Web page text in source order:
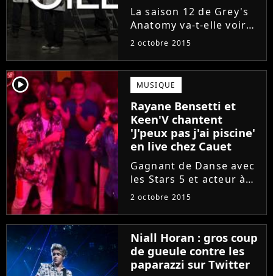
La saison 12 de Grey's
Anatomy va-t-elle voir
l'arrivée d'un nouveau
Sloan Memorial ? C'est
ce que laisse penser la
bande-annonce de
l'épisode 3 qui tease
qu'une...
2 octobre 2015
player2 MUSIQUE
Rayane Bensetti et
Keen'V chantent
'J'peux pas j'ai piscine'
en live chez Cauet
Gagnant de Danse avec
les Stars 5 et acteur à
plein temps dans les
Rayane Bensetti a aussi
tenté une percée... dans
la musique. Cet été, le
beau gosse dévoilait...
2 octobre 2015
Niall Horan : gros coup
de gueule contre les
paparazzi sur Twitter